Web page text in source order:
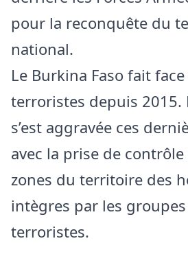
pour la reconquête du
national.
Le Burkina Faso fait
terroristes depuis 2015.
s’est aggravée ces
avec la prise de
zones du territoire des
intègres par les
terroristes.